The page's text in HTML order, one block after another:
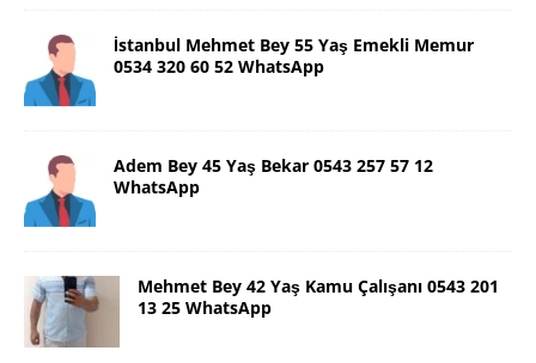
İstanbul Mehmet Bey 55 Yaş Emekli Memur
0534 320 60 52 WhatsApp
Adem Bey 45 Yaş Bekar 0543 257 57 12
WhatsApp
Mehmet Bey 42 Yaş Kamu Çalışanı 0543 201
13 25 WhatsApp